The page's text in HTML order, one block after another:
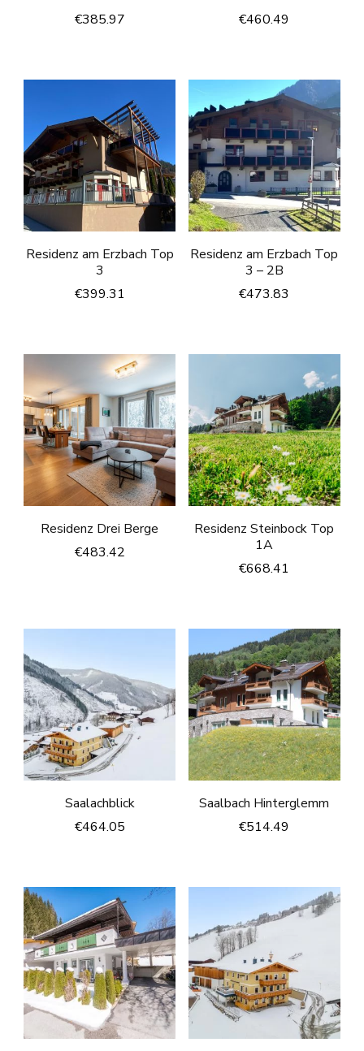
€385.97
€460.49
Residenz am Erzbach Top
3
€399.31
Residenz am Erzbach Top
3 – 2B
€473.83
Residenz Drei Berge
€483.42
Residenz Steinbock Top
1A
€668.41
Saalachblick
€464.05
Saalbach Hinterglemm
€514.49